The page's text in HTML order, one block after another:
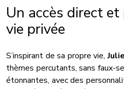
Un accès direct
vie privée
S’inspirant de sa propre vie,
thèmes percutants, sans faux-
étonnantes, avec des